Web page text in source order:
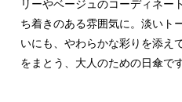
リーやベージュのコーディネー
ち着きのある雰囲気に。淡いト
いにも、やわらかな彩りを添え
をまとう、大人のための日傘です